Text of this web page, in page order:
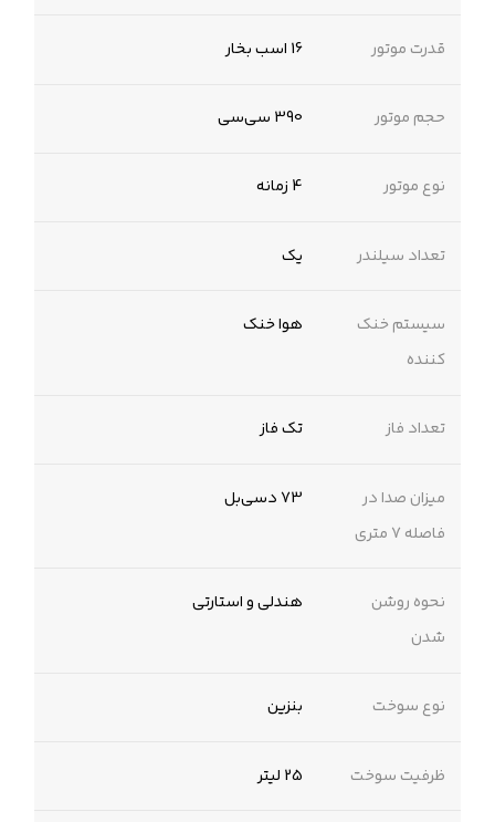
قدرت موتور 16 اسب بخار
حجم موتور 390 سی‌سی
نوع موتور 4 زمانه
تعداد سیلندر یک
سیستم خنک
کننده
هوا خنک
تعداد فاز تک فاز
میزان صدا در
فاصله 7 متری
73 دسی‌بل
نحوه روشن
شدن
هندلی و استارتی
نوع سوخت بنزین
ظرفیت سوخت 25 لیتر